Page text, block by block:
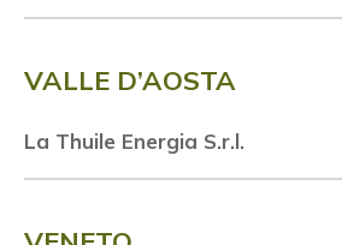
VALLE D’AOSTA
La Thuile Energia S.r.l.